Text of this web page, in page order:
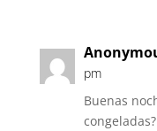
pm
Buenas